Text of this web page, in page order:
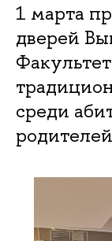
1 марта
дверей
среди